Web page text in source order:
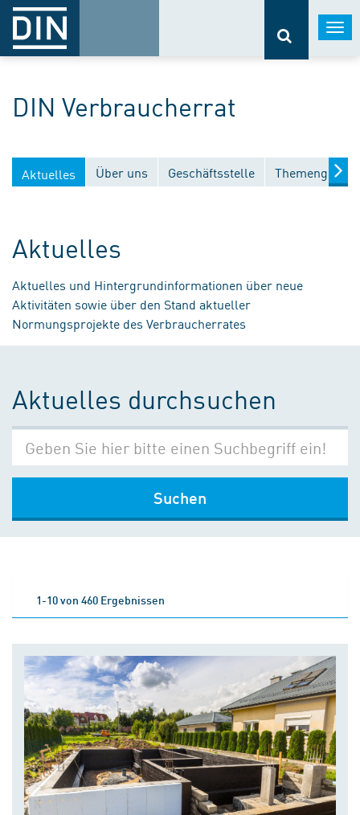
DIN Verbraucherrat
Aktuelles Über uns Geschäftsstelle
Aktuelles
Aktuelles und Hintergrundinformationen über neue
Aktivitäten sowie über den Stand aktueller
Normungsprojekte des Verbraucherrates
Aktuelles durchsuchen
Suchen
1-10 von 460 Ergebnissen